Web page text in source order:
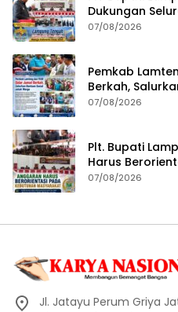
Dukungan
RKUA-PPAS
07/08/2026
Pemkab
Berkah,
Warga
07/08/2026
Plt. Bupati
Harus
Masyarakat
07/08/2026
Jl. Jatayu Perum Griya